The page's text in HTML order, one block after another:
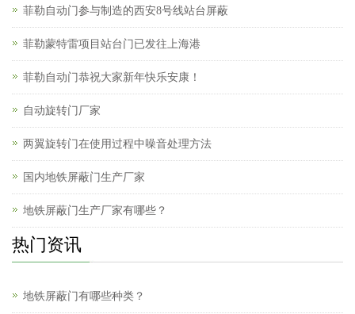
菲勒自动门参与制造的西安8号线站台屏蔽
菲勒蒙特雷项目站台门已发往上海港
菲勒自动门恭祝大家新年快乐安康！
自动旋转门厂家
两翼旋转门在使用过程中噪音处理方法
国内地铁屏蔽门生产厂家
地铁屏蔽门生产厂家有哪些？
热门资讯
地铁屏蔽门有哪些种类？